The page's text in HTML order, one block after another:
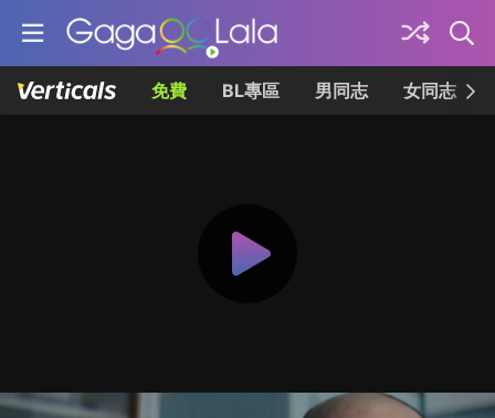
免費 BL專區 男同志 女同志